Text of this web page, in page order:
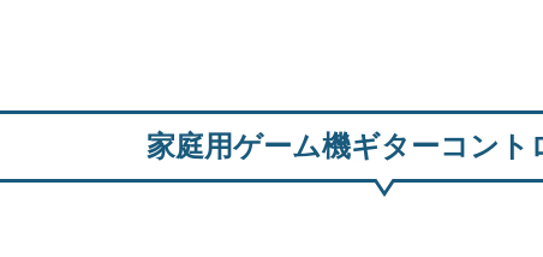
家庭用ゲーム機ギターコント